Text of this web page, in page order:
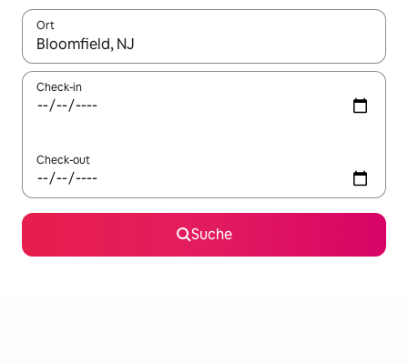
Ort
Wenn Ergebnisse verfügbar sind, navigiere mit den
Check-in
Check-out
Suche